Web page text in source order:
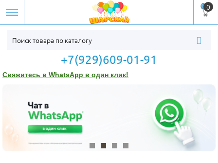
0
+7(929)609-01-91
Свяжитесь в WhatsApp в один клик!